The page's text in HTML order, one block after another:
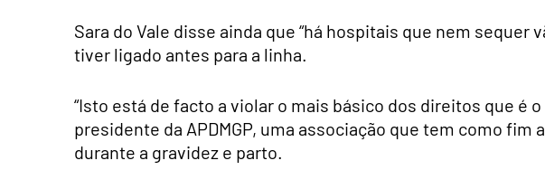
Sara do Vale disse ainda que “há hospitais que nem sequer
tiver ligado antes para a linha.
“Isto está de facto a violar o mais básico dos direitos que é
presidente da APDMGP, uma associação que tem como
durante a gravidez e parto.